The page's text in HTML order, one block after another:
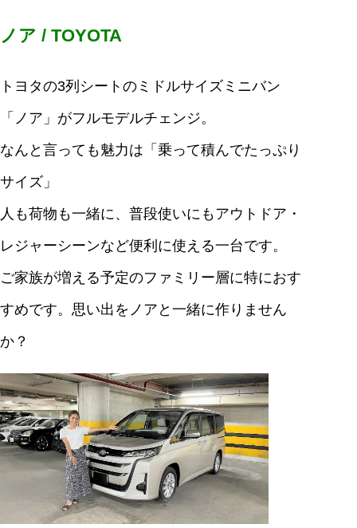
ノア / TOYOTA
トヨタの3列シートのミドルサイズミニバン
「ノア」がフルモデルチェンジ。
なんと言っても魅力は「乗って積んでたっぷり
サイズ」
人も荷物も一緒に、普段使いにもアウトドア・
レジャーシーンなど便利に使える一台です。
ご家族が増える予定のファミリー層に特におす
すめです。思い出をノアと一緒に作りません
か？